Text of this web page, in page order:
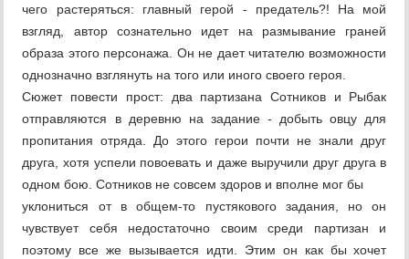
чего растеряться: главный герой - предатель?! На мой
взгляд, автор сознательно идет на размывание граней
образа этого персонажа. Он не дает читателю возможности
однозначно взглянуть на того или иного своего героя.
Сюжет повести прост: два партизана Сотников и Рыбак
отправляются в деревню на задание - добыть овцу для
пропитания отряда. До этого герои почти не знали друг
друга, хотя успели повоевать и даже выручили друг друга в
одном бою. Сотников не совсем здоров и вполне мог бы
уклониться от в общем-то пустякового задания, но он
чувствует себя недостаточно своим среди партизан и
поэтому все же вызывается идти. Этим он как бы хочет